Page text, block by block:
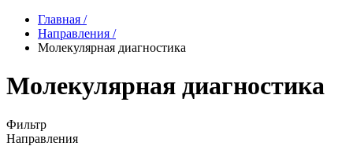
Главная /
Направления /
Молекулярная диагностика
Молекулярная диагностика
Фильтр
Направления